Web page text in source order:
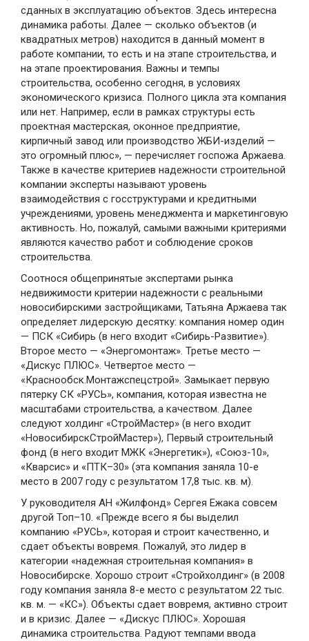
сданных в эксплуатацию объектов. Здесь интересна
динамика работы. Далее — сколько объектов (и
квадратных метров) находится в данный момент в
работе компании, то есть и на этапе строительства, и
на этапе проектирования. Важны и темпы
строительства, особенно сегодня, в условиях
экономического кризиса. Полного цикла эта компания
или нет. Например, если в рамках структуры есть
проектная мастерская, оконное предприятие,
кирпичный завод или производство ЖБИ-изделий —
это огромный плюс», — перечисляет госпожа Аржаева.
Также в качестве критериев надежности строительной
компании эксперты называют уровень
взаимодействия с госструктурами и кредитными
учреждениями, уровень менеджмента и маркетинговую
активность. Но, пожалуй, самыми важными критериями
являются качество работ и соблюдение сроков
строительства.
Соотнося общепринятые экспертами рынка
недвижимости критерии надежности с реальными
новосибирскими застройщиками, Татьяна Аржаева так
определяет лидерскую десятку: компания номер один
— ПСК «Сибирь (в него входит «Сибирь-Развитие»).
Второе место — «Энергомонтаж». Третье место —
«Дискус ПЛЮС». Четвертое место —
«Краснообск.Монтажспецстрой». Замыкает первую
пятерку СК «РУСЬ», компания, которая известна не
масштабами строительства, а качеством. Далее
следуют холдинг «СтройМастер» (в него входит
«НовосибирскСтройМастер»), Первый строительный
фонд (в него входит МЖК «Энергетик»), «Союз-10»,
«Кварсис» и «ПТК–30» (эта компания заняла 10-е
место в 2007 году с результатом 17,8 тыс. кв. м).
У руководителя АН «Жилфонд» Сергея Ежака совсем
другой Топ–10. «Прежде всего я бы выделил
компанию «РУСЬ», которая и строит качественно, и
сдает объекты вовремя. Пожалуй, это лидер в
категории «надежная строительная компания» в
Новосибирске. Хорошо строит «Стройхолдинг» (в 2008
году компания заняла 8-е место с результатом 22 тыс.
кв. м. — «КС»). Объекты сдает вовремя, активно строит
и в кризис. Далее — «Дискус ПЛЮС». Хорошая
динамика строительства. Радуют темпами ввода